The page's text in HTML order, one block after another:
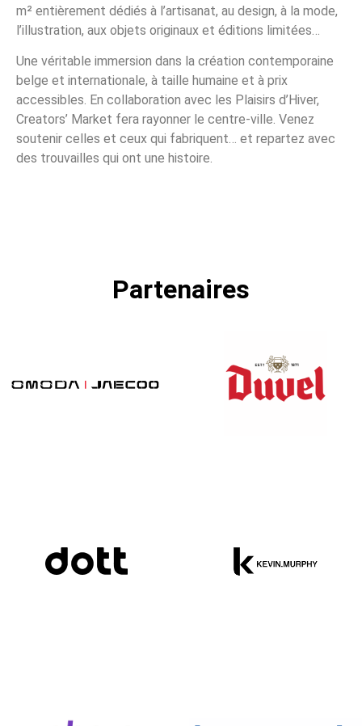
m² entièrement dédiés à l’artisanat, au design, à la mode,
l’illustration, aux objets originaux et éditions limitées…
Une véritable immersion dans la création contemporaine
belge et internationale, à taille humaine et à prix
accessibles. En collaboration avec les Plaisirs d’Hiver,
Creators’ Market fera rayonner le centre-ville. Venez
soutenir celles et ceux qui fabriquent… et repartez avec
des trouvailles qui ont une histoire.
Partenaires